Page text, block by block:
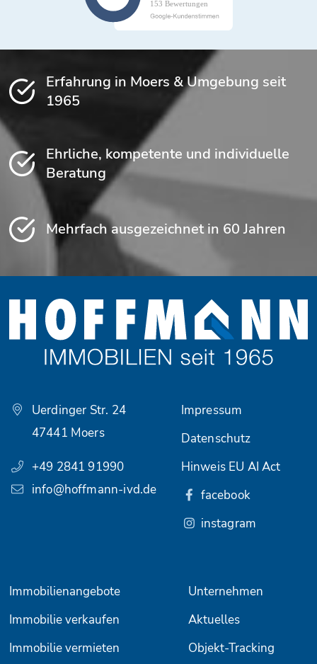
Erfahrung in Moers & Umgebung seit
1965
Ehrliche, kompetente und individuelle
Beratung
Mehrfach ausgezeichnet in 60 Jahren
Uerdinger Str. 24
47441 Moers
+49 2841 91990
info@hoffmann-ivd.de
Immobilienangebote
Unternehmen
Immobilie verkaufen
Aktuelles
Immobilie vermieten
Objekt-Tracking
Impressum
Datenschutz
Hinweis EU AI Act
facebook
instagram